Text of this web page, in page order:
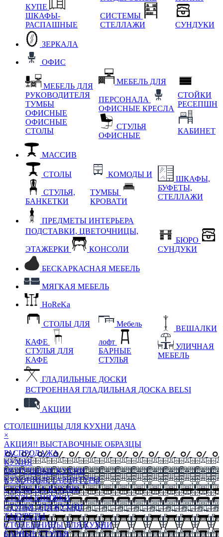
КУПЕ
ШКАФЫ-
РАСПАШНЫЕ
СИСТЕМЫ
СТЕЛЛАЖИ
СУНДУКИ
ЗЕРКАЛА
ОФИС
МЕБЕЛЬ ДЛЯ
РУКОВОДИТЕЛЯ
ТУМБЫ
ОФИСНЫЕ
ОФИСНЫЕ
СТОЛЫ
МЕБЕЛЬ ДЛЯ
ПЕРСОНАЛА
ОФИСНЫЕ КРЕСЛА
СТУЛЬЯ
ОФИСНЫЕ
СТОЙКИ
РЕСЕПШН
КАБИНЕТ
МАССИВ
СТОЛЫ
СТУЛЬЯ,
БАНКЕТКИ
КОМОДЫ И
ТУМБЫ
КРОВАТИ
ШКАФЫ,
БУФЕТЫ,
СТЕЛЛАЖИ
ПРЕДМЕТЫ ИНТЕРЬЕРА
ПОДСТАВКИ, ЦВЕТОЧНИЦЫ,
ЭТАЖЕРКИ КОНСОЛИ
БЮРО
СУНДУКИ
БЕСКАРКАСНАЯ МЕБЕЛЬ
МЯГКАЯ МЕБЕЛЬ
HoReKa
СТОЛЫ ДЛЯ
КАФЕ
СТУЛЬЯ ДЛЯ
КАФЕ
Мебель
лофт
БАРНЫЕ
СТУЛЬЯ
ВЕШАЛКИ
УЛИЧНАЯ
МЕБЕЛЬ
ГЛАДИЛЬНЫЕ ДОСКИ
ВСТРОЕННАЯ ГЛАДИЛЬНАЯ ДОСКА BELSI
АКЦИИ
СТОЛЕШНИЦЫ ДЛЯ КУХНИ ДАЧА
×
АКЦИЯ!! ВЫСТАВОЧНЫЕ ОБРАЗЦЫ
РАСПРОДАЖА
КУХНЯ
МОДУЛЬНЫЕ КУХНИ
КУХОННЫЕ ГАРНИТУРЫ
СТОЛЫ НА КУХНЮ
СТОЛЫ КНИЖКИ
СТУЛЬЯ ДЛЯ КУХНИ
ТАБУРЕТЫ
СТОЛЕШНИЦЫ ДЛЯ КУХНИ
БАРНЫЕ СТУЛЬЯ